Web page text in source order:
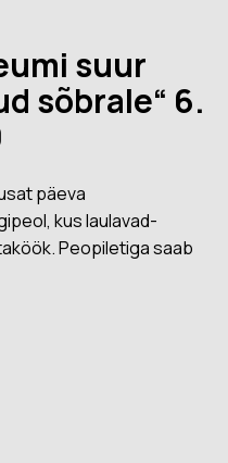
suur
sõbrale“ 6.
päeva
kus laulavad-
Peopiletiga saab